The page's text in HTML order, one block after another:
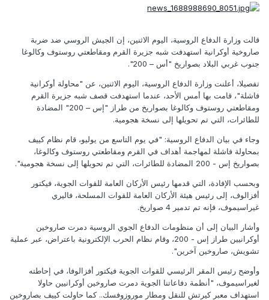
قالت وزارة الدفاع الروسية، اليوم الاثنين، إن الجيش الروسي ضد ضربة
صاروخية أوكرانية استهدفت شبه جزيرة القرم ومقاطعتي روستوف وكالوغا
جنوب غربي البلاد بصواريخ "أس – 200".
تفصيلا، أعلنت وزارة الدفاع الروسية، اليوم الاثنين، عن "محاولة أوكرانية
فاشلة"، قامت بها أمس الأحد، عندما استهدفت قصف شبه جزيرة القرم
ومقاطعتي روستوف وكالوغا بصواريخ من طراز "إس – 200" المضادة
للطائرات، التي تم تحويلها إلى نسخة هجومية.
وجاء في بيان الدفاع الروسية: "في يوم التاسع من يوليو، قام نظام كييف
بمحاولة فاشلة لمهاجمة أهداف في القرم ومقاطعتي روستوف وكالوغا،
بصواريخ إس - 200 المضادة للطائرات، التي تم تحويلها إلى نسخة هجومية".
وبحسب الإفادة، التي قدمها رئيس الأركان العامة للقوات الجوية، فيكتور
أفزالوف، إلى رئيس هيئة الأركان العامة للقوات المسلحة، فاليري
غيراسيموف، فإنه تم تدمير 4 صواريخ.
وأشار البيان إلى أن منظومات الدفاع الجوي الروسية دمرت صاروخين
أوكرانيين طراز إس - 200، وقام نظام الحرب الإلكترونية باعتراض، عبر عملية
تشويش، صاروخين آخرين".
وأوضح رئيس المقر الرئيسي للقوات الجوية فيكتور أفزالوفا، في إحاطته
لغيراسيموف، "أنظمة دفاعاتنا الجوية دمرت صاروخين أوكرانيين حاولا
استهداف معبر كيرتش للنقل ومطار موروزوفسك.. كما حاولت كييف بصاروخين